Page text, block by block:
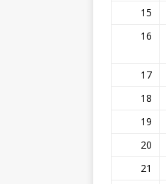
15
16
17
18
19
20
21